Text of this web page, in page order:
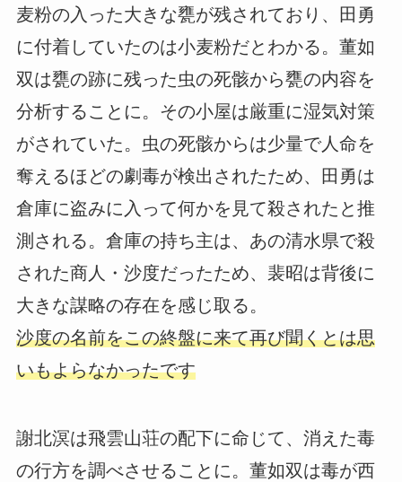
麦粉の入った大きな甕が残されており、田勇
に付着していたのは小麦粉だとわかる。董如
双は甕の跡に残った虫の死骸から甕の内容を
分析することに。その小屋は厳重に湿気対策
がされていた。虫の死骸からは少量で人命を
奪えるほどの劇毒が検出されたため、田勇は
倉庫に盗みに入って何かを見て殺されたと推
測される。倉庫の持ち主は、あの清水県で殺
された商人・沙度だったため、裴昭は背後に
大きな謀略の存在を感じ取る。
沙度の名前をこの終盤に来て再び聞くとは思
いもよらなかったです
謝北溟は飛雲山荘の配下に命じて、消えた毒
の行方を調べさせることに。董如双は毒が西